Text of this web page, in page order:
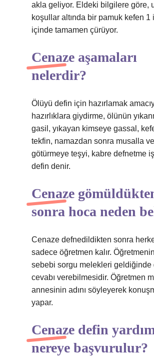
akla geliyor. Eldeki bilgilere göre,
koşullar altında bir pamuk kefen 1
içinde tamamen çürüyor.
Cenaze aşamaları
nelerdir?
Ölüyü defin için hazırlamak
hazırlıklara giydirme, ölünün
gasil, yıkayan kimseye gassal,
tekfin, namazdan sonra musalla
götürmeye teşyi, kabre defnetme
defin denir.
Cenaze
sonra hoca neden
Cenaze defnedildikten sonra
sadece öğretmen kalır.
sebebi sorgu melekleri geldiğinde
cevabı verebilmesidir. Öğretmen
annesinin adını söyleyerek
yapar.
Cenaze defin
nereye başvurulur?